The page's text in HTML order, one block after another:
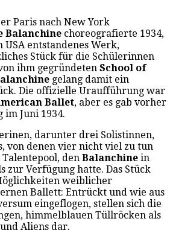
Paris nach New York
Balanchine choreografierte 1934,
USA entstandenes Werk,
Stück für die Schülerinnen
ihm gegründeten School of
gelang damit ein
Die offizielle Uraufführung war
Ballet, aber es gab vorher
Juni 1934.
darunter drei Solistinnen,
von denen vier nicht viel zu tun
den Balanchine in
zur Verfügung hatte. Das Stück
weiblicher
Ballett: Entrückt und wie aus
eingeflogen, stellen sich die
himmelblauen Tüllröcken als
Aliens dar.